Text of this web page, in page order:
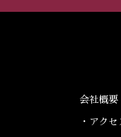
会社概要
・アクセ